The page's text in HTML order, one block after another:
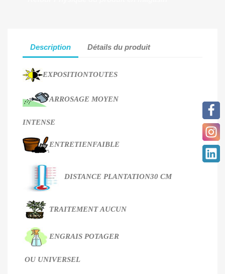
Description Détails du produit
EXPOSITIONTOUTES
ARROSAGE MOYEN
INTENSE
ENTRETIENFAIBLE
DISTANCE PLANTATION30 CM
TRAITEMENTAUCUN
ENGRAIS POTAGER
OU UNIVERSEL